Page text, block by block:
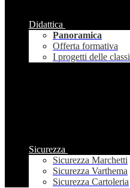
Didattica
Panoramica
Offerta formativa
I progetti delle classi
Sicurezza
Sicurezza Marchetti
Sicurezza Varthema
Sicurezza Cartoleria